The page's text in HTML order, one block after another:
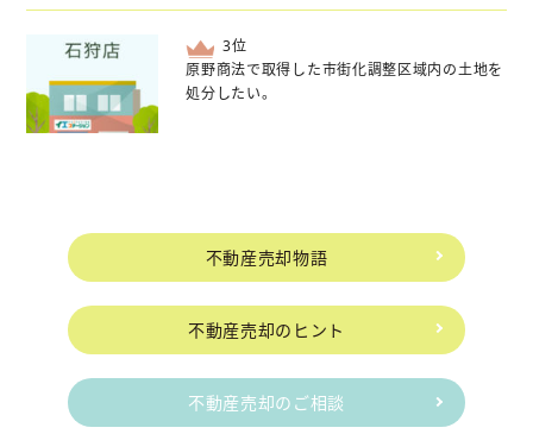
位
原野商法で取得した市街化調整区域内の土地を
処分したい。
不動産売却物語
不動産売却のヒント
不動産売却のご相談